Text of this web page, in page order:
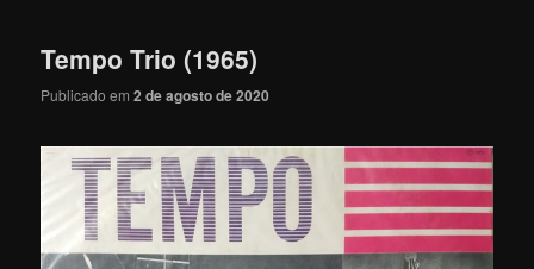
Tempo Trio (1965)
Publicado em2 de agosto de 2020